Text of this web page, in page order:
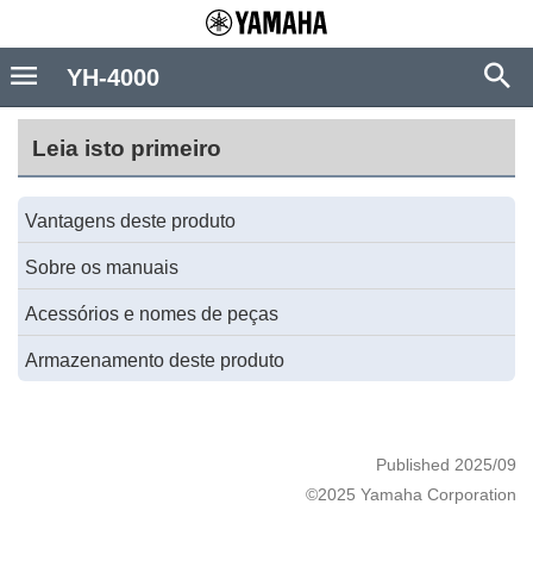
Leia isto primeiro
Vantagens deste produto
Sobre os manuais
Acessórios e nomes de peças
Armazenamento deste produto
Published 2025/09
©2025 Yamaha Corporation
YH-4000